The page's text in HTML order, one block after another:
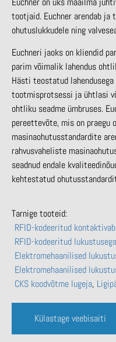
tootjaid. Euchner arendab ja
ohutuslukkudele ning
Euchneri jaoks on kliendid
parim võimalik lahendus
Hästi teostatud
tootmisprotsessi ja ühtlasi
ohtliku seadme ümbruses.
pereettevõte, mis on
masinaohutusstandardite
rahvusvaheliste
seadnud endale
kehtestatud
Tarnige tooteid:
RFID-kodeeritud
RFID-kodeeritud
Elektromehaanilised
Elektromehaanilised
CKS koodvõtme lugeja
Külastage veebisaiti